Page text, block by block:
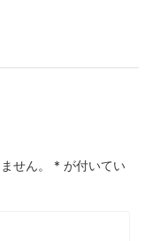
せん。 * が付いてい